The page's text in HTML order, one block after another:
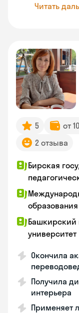
Читать
5 от
2 отзыва
Бирская
Башкирский
университет
Окончила
Получила
интерьера
Применяет